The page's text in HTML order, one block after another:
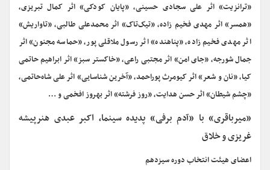
«ترانزیت» اثر علی سجادی حسینی، «پایان کودکی» اثر کمال تبریزی،
«همسر» اثر مهدی فخیم زاده، «تیک‌تاک» اثر محمدعلی طالبی، «تاواریش»
اثر مهدی فخیم زاده، «پناهنده» اثر رسول ملاقلی پور، «حماسه مجنون» اثر
جمال شورجه، «جای امن» اثر مجتبی راعی، «خاکستر سبز» اثر ابراهیم حاتمی
کیا، «نان و شعر» اثر کیومرث پوراحمد، «آخرین شناسایی» اثر علی شاه‌حاتمی،
«چشم شیطان» اثر حسن هدایت، «روز فرشته» اثر بهروز افخمی و …
«میرباقری» با «آدم برفی» پدیده سینما، اکبر عبدی هنرپیشه
غریزی و خلاق
اعضای هیئت انتخاب دوره سیزدهم